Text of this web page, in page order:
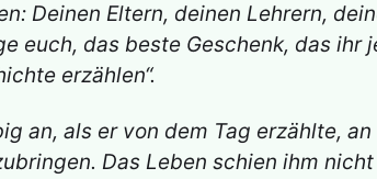
Deinen Eltern, deinen Lehrern,
euch, das beste Geschenk, das ihr
erzählen“.
an, als er von dem Tag erzählte,
Das Leben schien ihm